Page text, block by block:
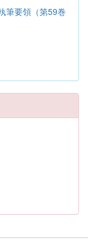
筆要領（第59巻